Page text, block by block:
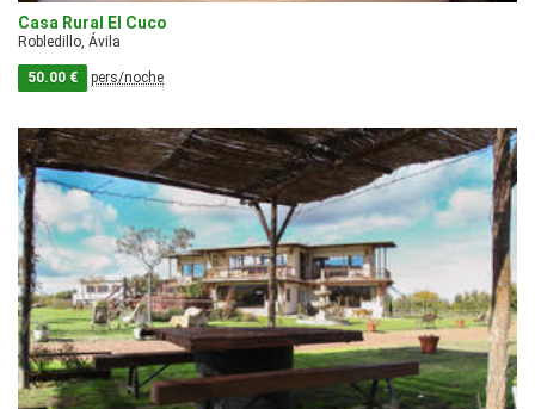
Casa Rural El Cuco
Robledillo, Ávila
50.00 € pers/noche